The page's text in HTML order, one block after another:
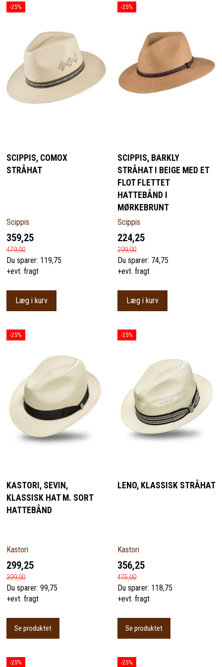
-25%
SCIPPIS, COMOX
STRÅHAT
Scippis
359,25
479,00
Du sparer: 119,75
+evt. fragt
Læg i kurv
-25%
SCIPPIS, BARKLY
STRÅHAT I BEIGE MED ET
FLOT FLETTET
HATTEBÅND I
MØRKEBRUNT
Scippis
224,25
299,00
Du sparer: 74,75
+evt. fragt
Læg i kurv
-25%
KASTORI, SEVIN,
KLASSISK HAT M. SORT
HATTEBÅND
Kastori
299,25
399,00
Du sparer: 99,75
+evt. fragt
Se produktet
-25%
LENO, KLASSISK STRÅHAT
Kastori
356,25
475,00
Du sparer: 118,75
+evt. fragt
Se produktet
-25% -25%